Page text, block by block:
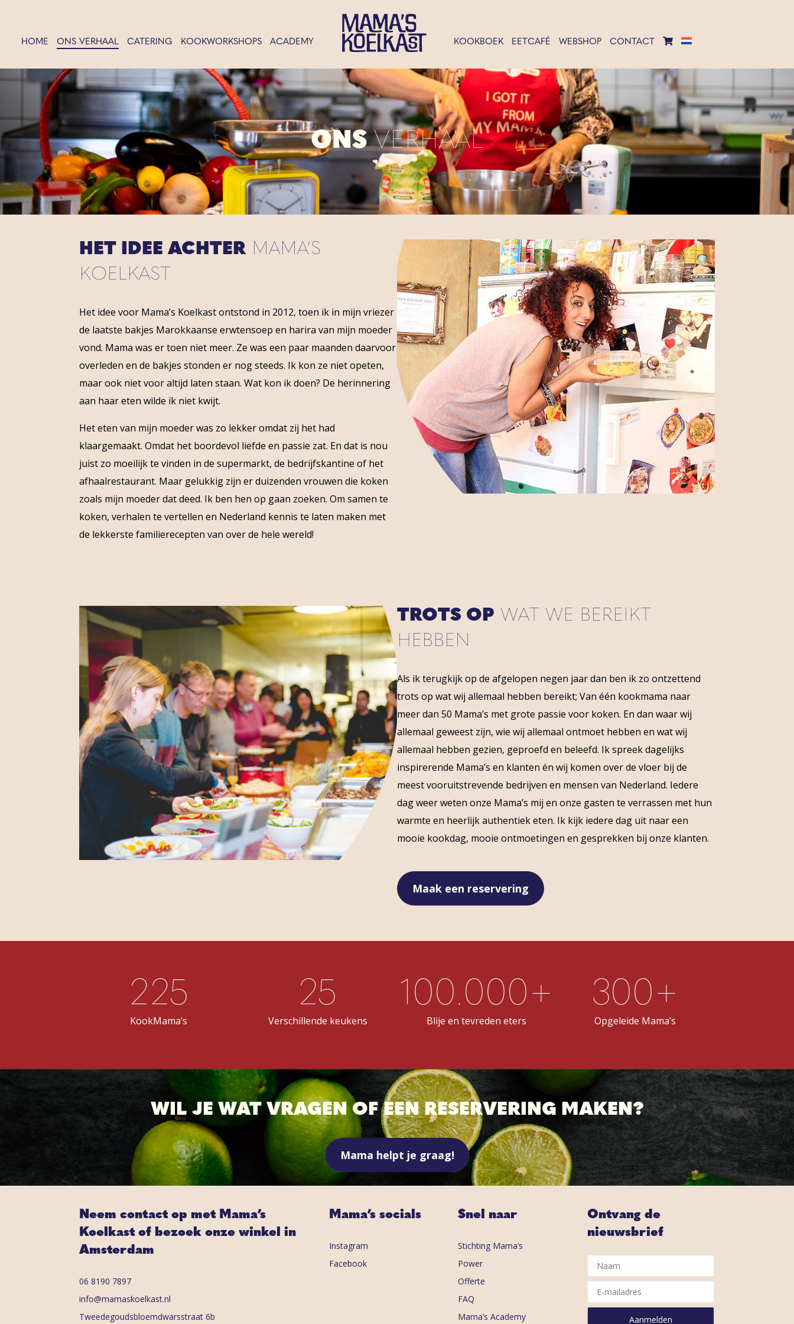
HOME ONS VERHAAL CATERING KOOKWORKSHOPS ACADEMY KOOKBOEK EETCAFÉ WEBSHOP CONTACT
ONSVERHAAL
HET IDEE ACHTER MAMA’S
KOELKAST
Het idee voor Mama’s Koelkast ontstond in 2012, toen ik in mijn vriezer
de laatste bakjes Marokkaanse erwtensoep en harira van mijn moeder
vond. Mama was er toen niet meer. Ze was een paar maanden daarvoor
overleden en de bakjes stonden er nog steeds. Ik kon ze niet opeten,
maar ook niet voor altijd laten staan. Wat kon ik doen? De herinnering
aan haar eten wilde ik niet kwijt.
Het eten van mijn moeder was zo lekker omdat zij het had
klaargemaakt. Omdat het boordevol liefde en passie zat. En dat is nou
juist zo moeilijk te vinden in de supermarkt, de bedrijfskantine of het
afhaalrestaurant. Maar gelukkig zijn er duizenden vrouwen die koken
zoals mijn moeder dat deed. Ik ben hen op gaan zoeken. Om samen te
koken, verhalen te vertellen en Nederland kennis te laten maken met
de lekkerste familierecepten van over de hele wereld!
TROTS OP WAT WE BEREIKT
HEBBEN
Als ik terugkijk op de afgelopen negen jaar dan ben ik zo ontzettend
trots op wat wij allemaal hebben bereikt; Van één kookmama naar
meer dan 50 Mama’s met grote passie voor koken. En dan waar wij
allemaal geweest zijn, wie wij allemaal ontmoet hebben en wat wij
allemaal hebben gezien, geproefd en beleefd. Ik spreek dagelijks
inspirerende Mama’s en klanten én wij komen over de vloer bij de
meest vooruitstrevende bedrijven en mensen van Nederland. Iedere
dag weer weten onze Mama’s mij en onze gasten te verrassen met hun
warmte en heerlijk authentiek eten. Ik kijk iedere dag uit naar een
mooie kookdag, mooie ontmoetingen en gesprekken bij onze klanten. ​
Maak een reservering
225
KookMama’s
25
Verschillende keukens
100.000+
Blije en tevreden eters
300+
Opgeleide Mama’s
WIL JE WAT VRAGEN OF EEN RESERVERING MAKEN?
Mama helpt je graag!
Neem contact op met Mama’s
Koelkast of bezoek onze winkel in
Amsterdam
06 8190 7897
info@mamaskoelkast.nl
Tweedegoudsbloemdwarsstraat 6b
Mama’s socials
Instagram
Facebook
Snel naar
Stichting Mama’s
Power
Offerte
FAQ
Mama’s Academy
Ontvang de
nieuwsbrief